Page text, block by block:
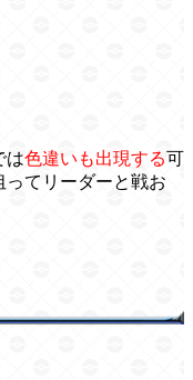
は色違いも出現する可
てリーダーと戦お